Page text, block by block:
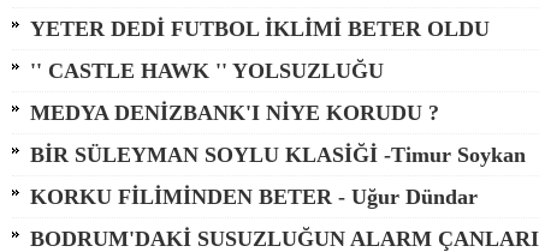
YETER DEDİ FUTBOL İKLİMİ BETER OLDU
'' CASTLE HAWK '' YOLSUZLUĞU
MEDYA DENİZBANK'I NİYE KORUDU ?
BİR SÜLEYMAN SOYLU KLASİĞİ -Timur Soykan
KORKU FİLİMİNDEN BETER - Uğur Dündar
BODRUM'DAKİ SUSUZLUĞUN ALARM ÇANLARI